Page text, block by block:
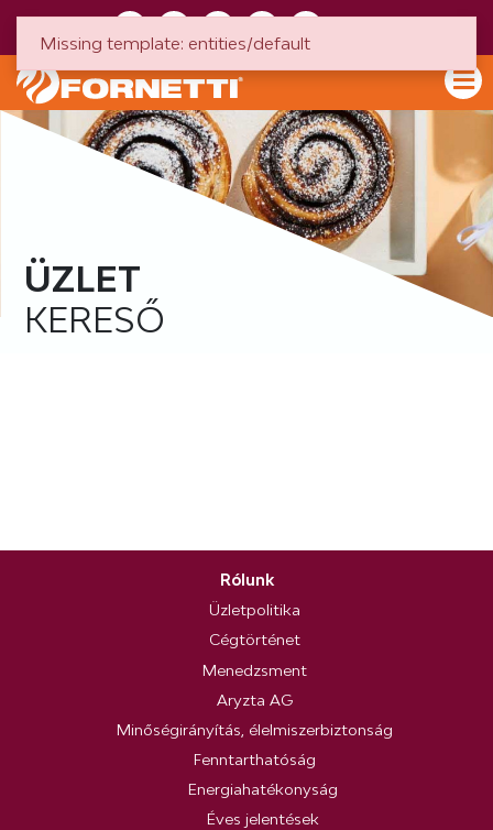
ÜZLET
KERESŐ
Rólunk
Üzletpolitika
Cégtörténet
Menedzsment
Aryzta AG
Minőségirányítás, élelmiszerbiztonság
Fenntarthatóság
Energiahatékonyság
Éves jelentések
Missing template: entities/default